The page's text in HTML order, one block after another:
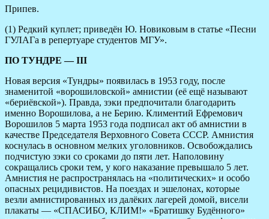
Припев.
(1) Редкий куплет; приведён Ю. Новиковым в статье «Песни
ГУЛАГа в репертуаре студентов МГУ».
ПО ТУНДРЕ — III
Новая версия «Тундры» появилась в 1953 году, после
знаменитой «ворошиловской» амнистии (её ещё называют
«бериёвской»). Правда, зэки предпочитали благодарить
именно Ворошилова, а не Берию. Климентий Ефремович
Ворошилов 5 марта 1953 года подписал акт об амнистии в
качестве Председателя Верховного Совета СССР. Амнистия
коснулась в основном мелких уголовников. Освобождались
подчистую зэки со сроками до пяти лет. Наполовину
сокращались сроки тем, у кого наказание превышало 5 лет.
Амнистия не распространялась на «политических» и особо
опасных рецидивистов. На поездах и эшелонах, которые
везли амнистированных из далёких лагерей домой, висели
плакаты — «СПАСИБО, КЛИМ!» «Братишку Будённого»